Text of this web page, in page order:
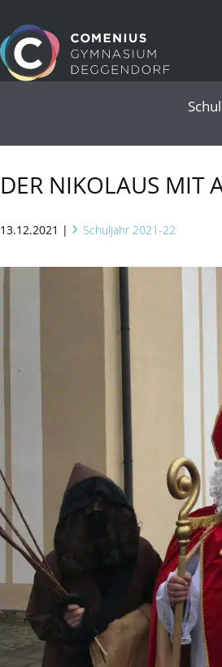
DER NIKOLAUS MIT
13.12.2021 | Schuljahr 2021-22